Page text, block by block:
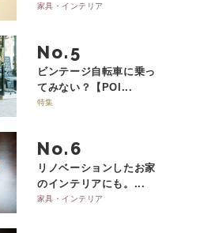
家具・インテリア
No.
ビンテージ自転車に乗っ
てみない？【POI...
特集
No.
リノベーションしたお家
のインテリアにも。...
家具・インテリア